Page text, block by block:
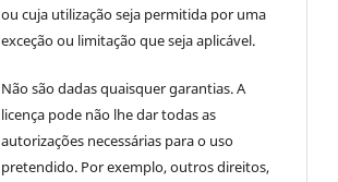
ou cuja utilização seja permitida por uma
exceção ou limitação que seja aplicável.
Não são dadas quaisquer garantias. A
licença pode não lhe dar todas as
autorizações necessárias para o uso
pretendido. Por exemplo, outros direitos,